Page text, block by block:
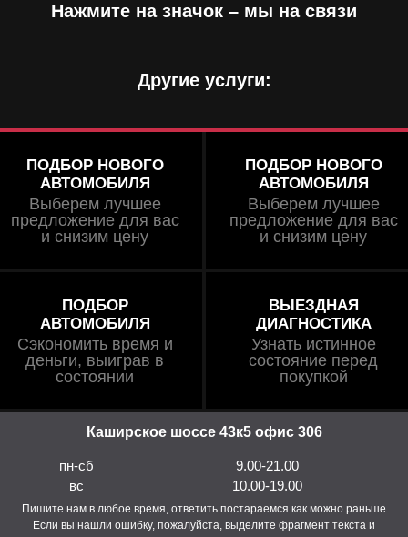
Нажмите на значок – мы на связи
Другие услуги:
ПОДБОР НОВОГО
АВТОМОБИЛЯ
Выберем лучшее
предложение для вас
и снизим цену
ПОДБОР НОВОГО
АВТОМОБИЛЯ
Выберем лучшее
предложение для вас
и снизим цену
ПОДБОР
АВТОМОБИЛЯ
Сэкономить время и
деньги, выиграв в
состоянии
ВЫЕЗДНАЯ
ДИАГНОСТИКА
Узнать истинное
состояние перед
покупкой
Каширское шоссе 43к5 офис 306
пн-сб
9.00-21.00
вс
10.00-19.00
Пишите нам в любое время, ответить постараемся как можно раньше
Если вы нашли ошибку, пожалуйста, выделите фрагмент текста и